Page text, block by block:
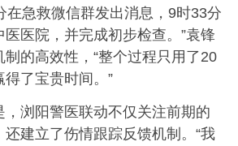
在急救微信群发出消息，9时33分
医院，并完成初步检查。”袁锋
的高效性，“整个过程只用了20
了宝贵时间。”
，浏阳警医联动不仅关注前期的
建立了伤情跟踪反馈机制。“我